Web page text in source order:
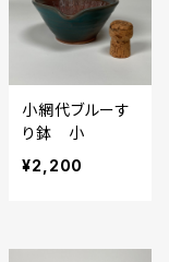
小網代ブルーす
り鉢 小
¥2,200